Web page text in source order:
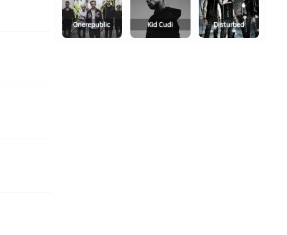
Onerepublic Kid Cudi Disturbed